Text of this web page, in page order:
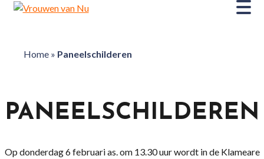
Home» Paneelschilderen
PANEELSCHILDEREN
Op donderdag 6 februari as. om 13.30 uur wordt in de Klameare